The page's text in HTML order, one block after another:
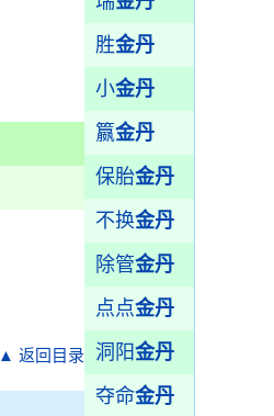
胜金丹
小金丹
籝金丹
保胎金丹
不换金丹
除管金丹
点点金丹
洞阳金丹
夺命金丹
▲ 返回目录